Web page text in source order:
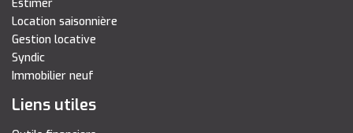
Estimer
Location saisonnière
Gestion locative
Syndic
Immobilier neuf
Liens utiles